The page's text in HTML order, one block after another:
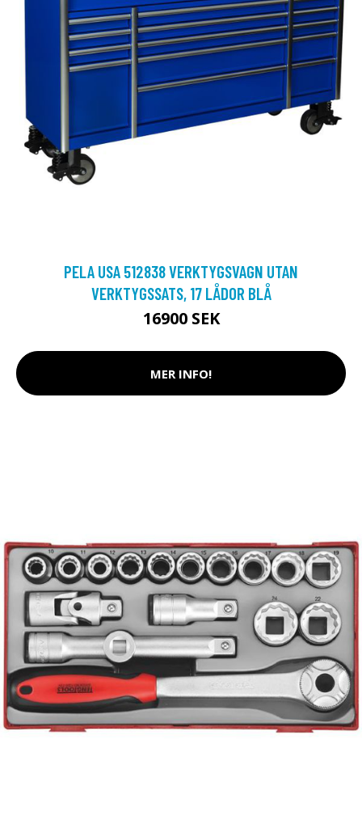
PELA USA 512838 VERKTYGSVAGN UTAN
VERKTYGSSATS, 17 LÅDOR BLÅ
16900 SEK
MER INFO!